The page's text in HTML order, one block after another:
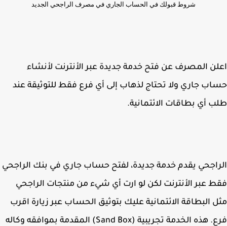
شروط قبولك في الحساب الجاري في مصرف الراجحي الجديد
المصرف عن فتح خدمة جديدة عبر الأنترنت لأنشاء
جاري ولا تحتاج لذهاب إلى أي فرع فقط للتوثيقة عند
أي بطاقات الائتمانية.
يقدم خدمة جديدة، لفتح حساب جاري في بنك الراجحي
عبر الأنترنت لكن لو ارت أي شيء من منتجات الراجحي
البطاقة الائتمانية عليك بتوثيق الحساب عبر زيارة اقرب
فرع. هذه الخدمة تجريبية (Sand Box) المقدمة بموافقه وكاله